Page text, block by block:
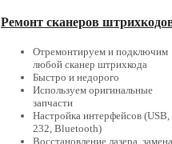
Ремонт сканеров
Отремонтируем и подключим
любой сканер штрихкода
Быстро и недорого
Используем оригинальные
запчасти
Настройка интерфейсов (USB,
232, Bluetooth)
Восстановление лазера, замена